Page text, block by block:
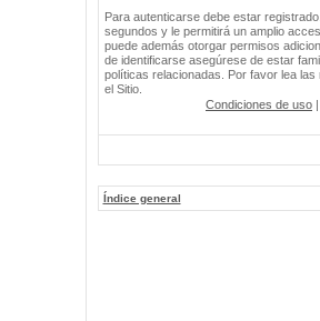
Para autenticarse debe estar
segundos y le permitirá un amplio
puede además otorgar permisos
de identificarse asegúrese de estar
políticas relacionadas. Por favor lea
el Sitio.
Condiciones de uso |
Índice general